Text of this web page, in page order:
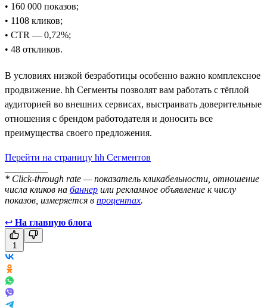
• 160 000 показов;
• 1108 кликов;
• CTR — 0,72%;
• 48 откликов.
В условиях низкой безработицы особенно важно комплексное
продвижение. hh Сегменты позволят вам работать с тёплой
аудиторией во внешних сервисах, выстраивать доверительные
отношения с брендом работодателя и доносить все
преимущества своего предложения.
Перейти на страницу hh Сегментов
* Click-through rate — показатель кликабельности, отношение
числа кликов на баннер или рекламное объявление к числу
показов, измеряется в процентах.
↩ На главную блога
1